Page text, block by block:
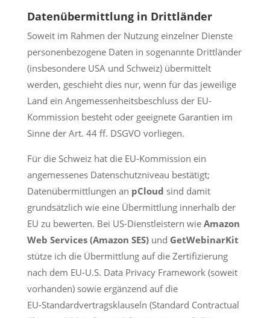
Datenübermittlung in Drittländer
Soweit im Rahmen der Nutzung einzelner Dienste
personenbezogene Daten in sogenannte Drittländer
(insbesondere USA und Schweiz) übermittelt
werden, geschieht dies nur, wenn für das jeweilige
Land ein Angemessenheitsbeschluss der EU-
Kommission besteht oder geeignete Garantien im
Sinne der Art. 44 ff. DSGVO vorliegen.
Für die Schweiz hat die EU-Kommission ein
angemessenes Datenschutzniveau bestätigt;
Datenübermittlungen an pCloud sind damit
grundsätzlich wie eine Übermittlung innerhalb der
EU zu bewerten. Bei US-Dienstleistern wie Amazon
Web Services (Amazon SES)und GetWebinarKit
stütze ich die Übermittlung auf die Zertifizierung
nach dem EU‑U.S. Data Privacy Framework (soweit
vorhanden) sowie ergänzend auf die
EU‑Standardvertragsklauseln (Standard Contractual